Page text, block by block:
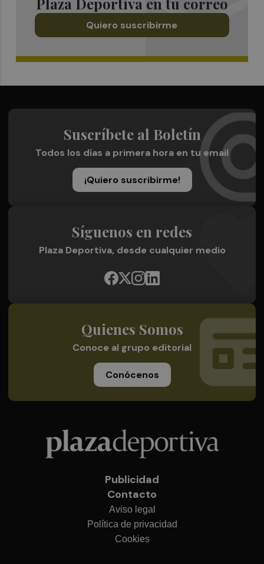
Quiero suscribirme
Suscríbete al Boletín
Todos los días a primera hora en tu email
¡Quiero suscribirme!
Síguenos en redes
Plaza Deportiva, desde cualquier medio
Quienes Somos
Conoce al grupo editorial
Conócenos
Publicidad
Contacto
Aviso legal
Política de privacidad
Cookies